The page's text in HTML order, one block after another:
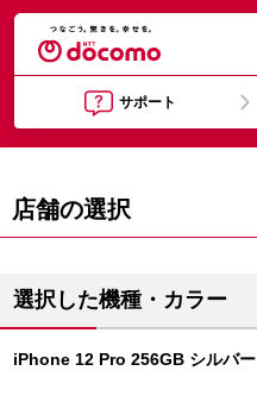
サポート
店舗の選択
選択した機種・カラー
iPhone 12 Pro 256GB シルバー